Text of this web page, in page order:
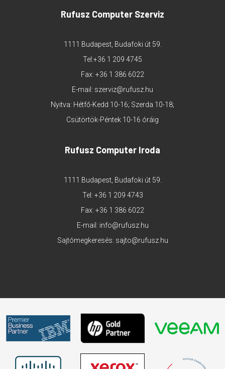
Rufusz Computer Szerviz
1111 Budapest, Budafoki út 59.
Tel:+36 1 209 4745
Fax: +36 1 386 6022
E-mail: szerviz@rufusz.hu
Nyitva: Hétfő-Kedd 10-16; Szerda 10-18;
Csütörtök-Péntek 10-16 óráig
Rufusz Computer Iroda
1111 Budapest, Budafoki út 59.
Tel: +36 1 209 4743
Fax: +36 1 386 6022
E-mail: info@rufusz.hu
Sajtómegkeresés: sajto@rufusz.hu